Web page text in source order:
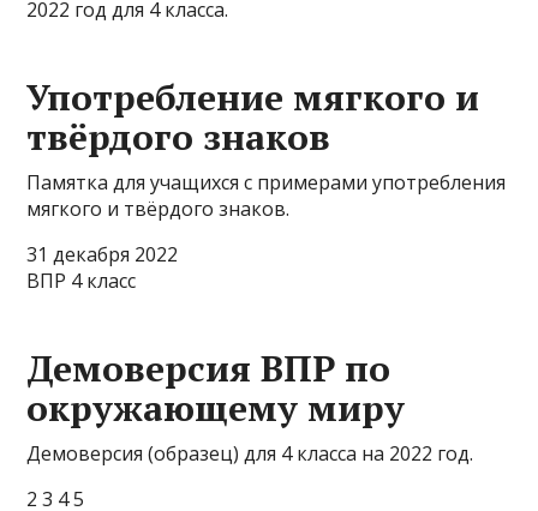
2022 год для 4 класса.
Употребление мягкого и
твёрдого знаков
Памятка для учащихся с примерами употребления
мягкого и твёрдого знаков.
31 декабря 2022
ВПР 4 класс
Демоверсия ВПР по
окружающему миру
Демоверсия (образец) для 4 класса на 2022 год.
2 3 4 5